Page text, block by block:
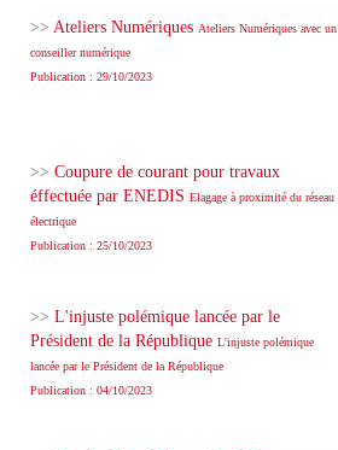
>> Ateliers Numériques Ateliers Numériques avec un
conseiller numérique
Publication : 29/10/2023
>> Coupure de courant pour travaux
éffectuée par ENEDIS Elagage à proximité du réseau
électrique
Publication : 25/10/2023
>> L'injuste polémique lancée par le
Président de la République L'injuste polémique
lancée par le Président de la République
Publication : 04/10/2023